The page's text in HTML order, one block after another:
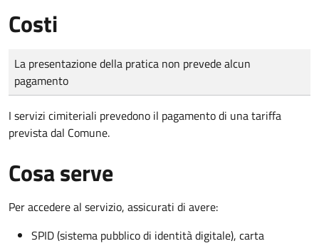
Costi
Tipo di pagamento
Importo
La presentazione della pratica non prevede alcun
pagamento
I servizi cimiteriali prevedono il pagamento di una tariffa
prevista dal Comune.
Cosa serve
Per accedere al servizio, assicurati di avere:
SPID (sistema pubblico di identità digitale), carta